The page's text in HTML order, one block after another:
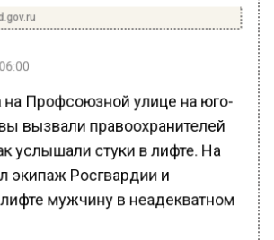
Профсоюзной улице на юго-
вызвали правоохранителей
услышали стуки в лифте. На
экипаж Росгвардии и
мужчину в неадекватном